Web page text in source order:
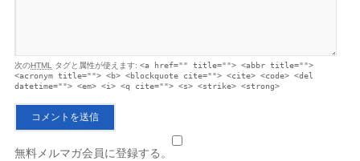
次のHTML タグと属性が使えます:<a href="" title=""> <abbr title="">
<acronym title=""> <b> <blockquote cite=""> <cite> <code> <del
datetime=""> <em> <i> <q cite=""> <s> <strike> <strong>
無料メルマガ会員に登録する。